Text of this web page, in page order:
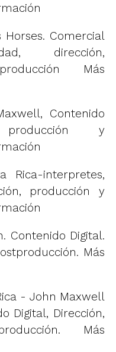
Horses. Comercial
dirección,
Más
Contenido
y
Rica-interpretes,
producción y
Contenido Digital.
Más
- John Maxwell
Digital, Dirección,
Más